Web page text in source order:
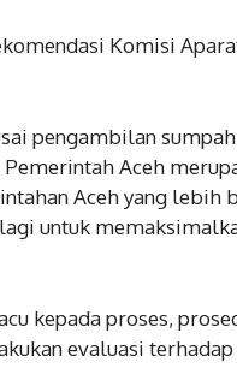
Komisi
pengambilan
Aceh
Aceh yang lebih
untuk
kepada proses,
evaluasi